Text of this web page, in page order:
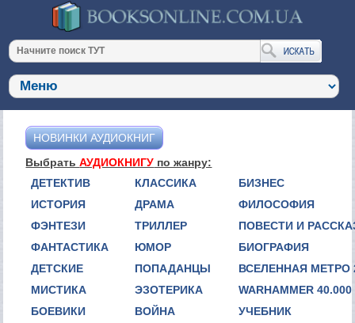
НОВИНКИ АУДИОКНИГ
ВыбратьАУДИОКНИГУ по жанру:
ДЕТЕКТИВ
ИСТОРИЯ
ФЭНТЕЗИ
ФАНТАСТИКА
ДЕТСКИЕ
МИСТИКА
БОЕВИКИ
КЛАССИКА
ДРАМА
ТРИЛЛЕР
ЮМОР
ПОПАДАНЦЫ
ЭЗОТЕРИКА
ВОЙНА
БИЗНЕС
ФИЛОСОФИЯ
ПОВЕСТИ И
БИОГРАФИЯ
ВСЕЛЕННАЯ МЕТРО
WARHAMMER 40.000
УЧЕБНИК